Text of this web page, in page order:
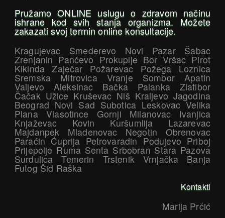
Pružamo ONLINE uslugu o zdravom načinu
ishrane kod svih stanja organizma. Možete
zakazati svoj termin online konsultacije.
Kragujevac Smederevo Novi Pazar Šabac
Zrenjanin Pančevo Prokuplje Bor Vršac Pirot
Kikinda Zaječar Požarevac Požega Loznica
Sremska Mitrovica Vranje Sombor Apatin
Valjevo Aleksinac Bačka Palanka Zlatibor
Čačak Užice Kruševac Niš Kraljevo Jagodina
Beograd Novi Sad Subotica Leskovac Velika
Plana Vlasotince Gornji Milanovac Ivanjica
Knjaževac Kovin Kuršumlija Lazarevac
Majdanpek Mladenovac Negotin Obrenovac
Paraćin Ćuprija Petrovaradin Podujevo Priboj
Prijepolje Ruma Senta Srbobran Stara Pazova
Surdulica Temerin Trstenik Vrnjačka Banja
Futog Šid Raška
Kontakti
Marija Prčić